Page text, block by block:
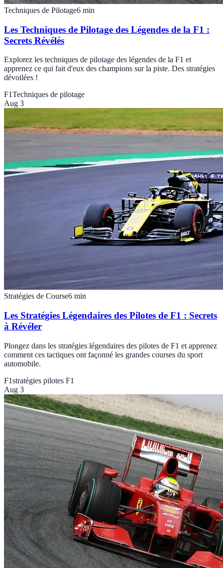
Techniques de Pilotage6 min
Les Techniques de Pilotage des Légendes de la F1 :
Secrets Révélés
Explorez les techniques de pilotage des légendes de la F1 et
apprenez ce qui fait d'eux des champions sur la piste. Des stratégies
dévoilées !
F1Techniques de pilotage
Aug 3
Stratégies de Course6 min
Les Stratégies Légendaires des Pilotes de F1 : Secrets
à Révéler
Plongez dans les stratégies légendaires des pilotes de F1 et apprenez
comment ces tactiques ont façonné les grandes courses du sport
automobile.
F1stratégies pilotes F1
Aug 3